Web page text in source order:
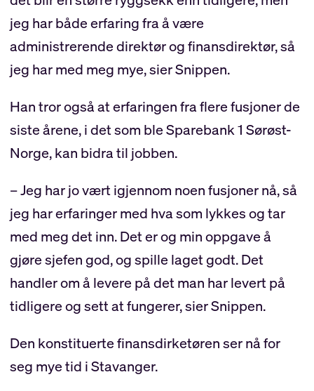
jeg har både erfaring fra å være
administrerende direktør og finansdirektør, så
jeg har med meg mye, sier Snippen.
Han tror også at erfaringen fra flere fusjoner de
siste årene, i det som ble Sparebank 1 Sørøst-
Norge, kan bidra til jobben.
– Jeg har jo vært igjennom noen fusjoner nå, så
jeg har erfaringer med hva som lykkes og tar
med meg det inn. Det er og min oppgave å
gjøre sjefen god, og spille laget godt. Det
handler om å levere på det man har levert på
tidligere og sett at fungerer, sier Snippen.
Den konstituerte finansdirketøren ser nå for
seg mye tid i Stavanger.